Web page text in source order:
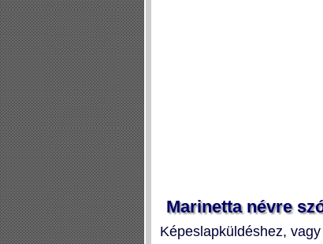
Marinetta névre
Képeslapküldéshez,